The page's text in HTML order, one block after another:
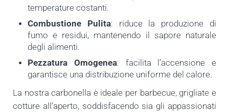
temperature costanti.
Combustione Pulita: riduce la produzione di
fumo e residui, mantenendo il sapore naturale
degli alimenti.
Pezzatura Omogenea: facilita l’accensione e
garantisce una distribuzione uniforme del calore.
La nostra carbonella è ideale per barbecue, grigliate e
cotture all’aperto, soddisfacendo sia gli appassionati